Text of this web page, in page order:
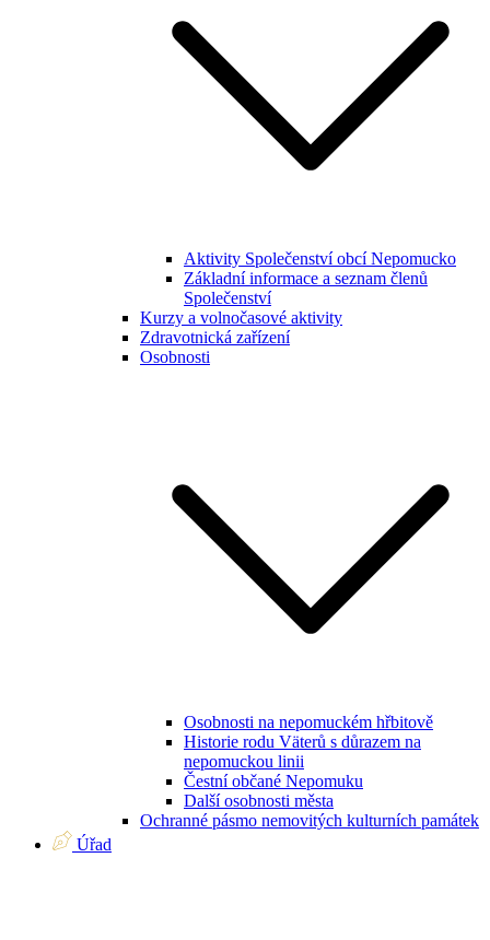
Aktivity Společenství obcí Nepomucko
Základní informace a seznam členů
Společenství
Kurzy a volnočasové aktivity
Zdravotnická zařízení
Osobnosti
Osobnosti na nepomuckém hřbitově
Historie rodu Väterů s důrazem na
nepomuckou linii
Čestní občané Nepomuku
Další osobnosti města
Ochranné pásmo nemovitých kulturních památek
Úřad